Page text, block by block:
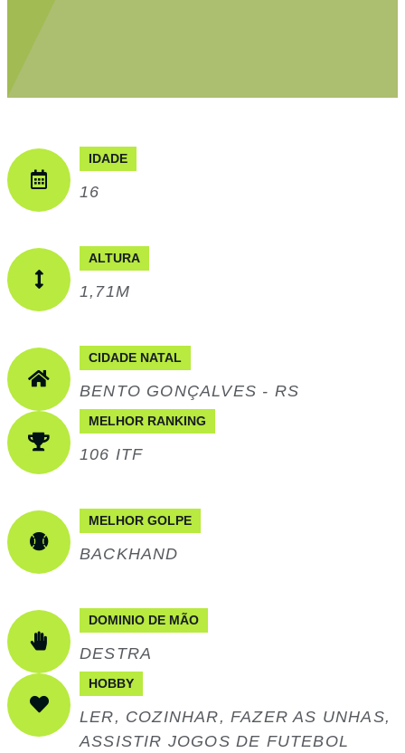
IDADE
16
ALTURA
1,71M
CIDADE NATAL
BENTO GONÇALVES - RS
MELHOR RANKING
106 ITF
MELHOR GOLPE
BACKHAND
DOMINIO DE MÃO
DESTRA
HOBBY
LER, COZINHAR, FAZER AS UNHAS,
ASSISTIR JOGOS DE FUTEBOL